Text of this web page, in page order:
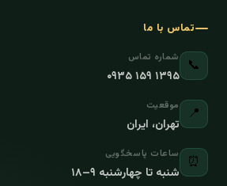
تماس با ما
📞 شماره تماس
۰۹۳۵ ۱۵۹ ۱۳۹۵
📍 موقعیت
تهران، ایران
⏰ ساعات پاسخگویی
شنبه تا چهارشنبه ۹–۱۸